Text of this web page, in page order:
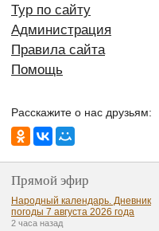
Тур по сайту
Администрация
Правила сайта
Помощь
Расскажите о нас друзьям:
Прямой эфир
Народный календарь. Дневник
погоды 7 августа 2026 года
2 часа назад